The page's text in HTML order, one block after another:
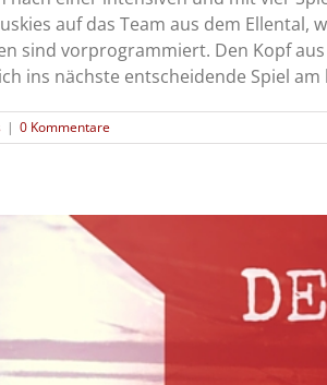
auf das Team aus dem Ellental,
sind vorprogrammiert. Den Kopf
ins nächste entscheidende Spiel am
| 0 Kommentare